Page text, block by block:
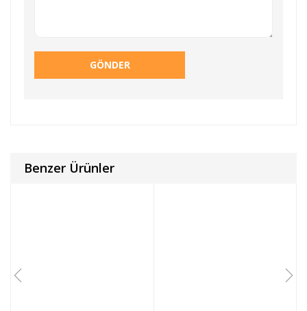
Benzer Ürünler